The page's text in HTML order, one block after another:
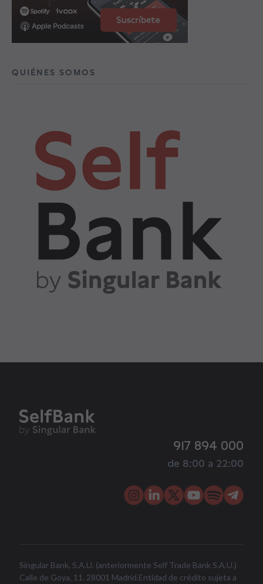
QUIÉNES SOMOS
917 894 000
de 8:00 a 22:00
Singular Bank, S.A.U. (anteriormente Self Trade Bank S.A.U.)
Calle de Goya, 11. 28001 Madrid.Entidad de crédito sujeta a